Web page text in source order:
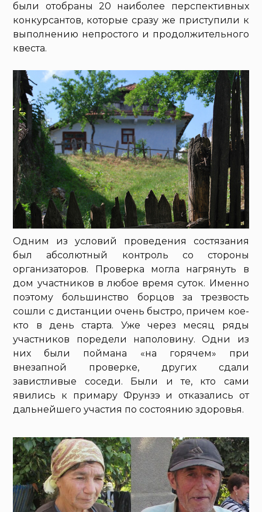
были отобраны 20 наиболее перспективных
конкурсантов, которые сразу же приступили к
выполнению непростого и продолжительного
квеста.
Одним из условий проведения состязания
был абсолютный контроль со стороны
организаторов. Проверка могла нагрянуть в
дом участников в любое время суток. Именно
поэтому большинство борцов за трезвость
сошли с дистанции очень быстро, причем кое-
кто в день старта. Уже через месяц ряды
участников поредели наполовину. Одни из
них были поймана «на горячем» при
внезапной проверке, других сдали
завистливые соседи. Были и те, кто сами
явились к примару Фрунзэ и отказались от
дальнейшего участия по состоянию здоровья.